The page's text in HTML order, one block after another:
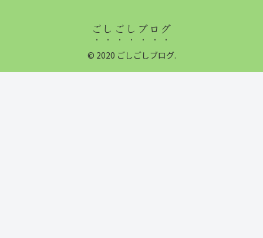
ごしごしブログ
© 2020 ごしごしブログ.